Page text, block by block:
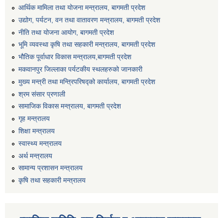
आर्थिक मामिला तथा योजना मन्त्रालय, बागमती प्रदेश
उद्योग, पर्यटन, वन तथा वातावरण मन्त्रालय, बागमती प्रदेश
नीति तथा योजना आयोग, बागमती प्रदेश
भूमि व्यवस्था कृषि तथा सहकारी मन्त्रालय, बागमती प्रदेश
भौतिक पूर्वाधार विकास मन्त्रालय,बागमती प्रदेश
मकवानपुर जिल्लाका पर्यटकीय स्थलहरुको जानकारी
मुख्य मन्त्री तथा मन्त्रिपरिषद्को कार्यालय, बागमती प्रदेश
श्रम संसार प्रणाली
सामाजिक विकास मन्त्रालय, बागमती प्रदेश
गृह मन्त्रालय
शिक्षा मन्त्रालय
स्वास्थ्य मन्त्रालय
अर्थ मन्त्रालय
सामान्य प्रशासन मन्त्रालय
कृषि तथा सहकारी मन्त्रालय